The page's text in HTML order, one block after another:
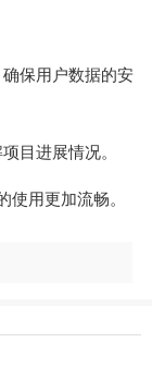
保用户数据的安
目进展情况。
使用更加流畅。